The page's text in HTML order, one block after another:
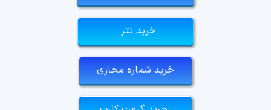
خرید تتر
خرید شماره مجازی